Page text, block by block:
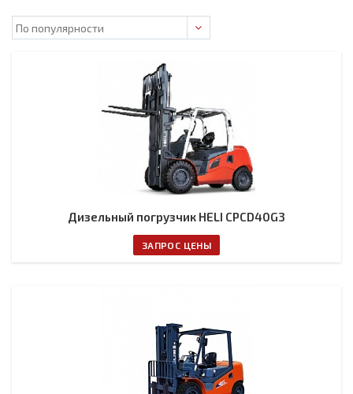
Дизельный погрузчик HELI CPCD40G3
ЗАПРОС ЦЕНЫ